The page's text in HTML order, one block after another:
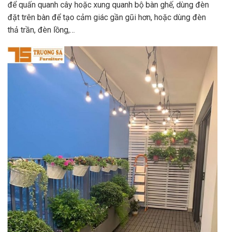
để quấn quanh cây hoặc xung quanh bộ bàn ghế, dùng đèn
đặt trên bàn để tạo cảm giác gần gũi hơn, hoặc dùng đèn
thả trần, đèn lồng,…